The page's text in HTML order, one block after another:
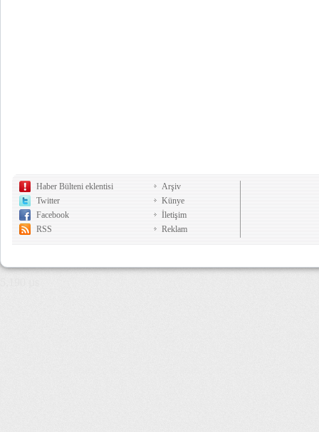
Haber Bülteni eklentisi
Twitter
Facebook
RSS
Arşiv
Künye
İletişim
Reklam